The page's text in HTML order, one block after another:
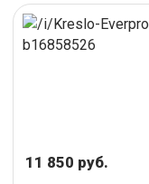
11 850 руб.